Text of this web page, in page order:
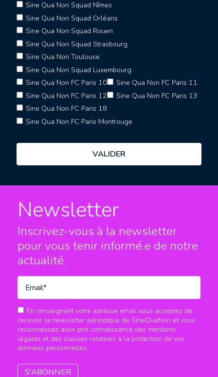
Sine Qua Non Squad Nîmes
Sine Qua Non Squad Orléans
Sine Qua Non Squad Rouen
Sine Qua Non Squad Strasbourg
Sine Qua Non Toulouse
Sine Qua Non Squad Luxembourg
Sine Qua Non FC Paris 10
Sine Qua Non FC Paris 11
Sine Qua Non FC Paris 12
Sine Qua Non FC Paris 13
Sine Qua Non FC Paris 18
Sine Qua Non FC Paris Montrouge
Newsletter
Inscrivez-vous à la newsletter
pour vous tenir informé.e de notre
actualité.
En renseignant votre adresse email vous acceptez de
recevoir la newsletter périodique de SineQuaNon et vous
reconnaissez avoir pris connaissance des mentions
légales et des clauses relatives à la protection de vos
données personnelles.